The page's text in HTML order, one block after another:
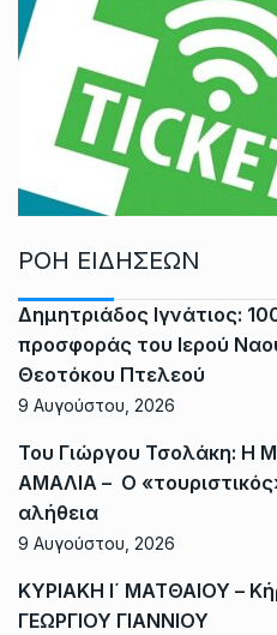
ΡΟΗ ΕΙΔΗΣΕΩΝ
Δημητριάδος Ιγνάτιος:
προσφοράς του Ιερού
Θεοτόκου Πτελεού
9 Αυγούστου, 2026
Του Γιώργου Τσολάκη: Η
ΑΜΑΛΙΑ – Ο
αλήθεια
9 Αυγούστου, 2026
ΚΥΡΙΑΚΗ Ι΄ ΜΑΤΘΑΙΟΥ –
ΓΕΩΡΓΙΟΥ ΓΙΑΝΝΙΟΥ